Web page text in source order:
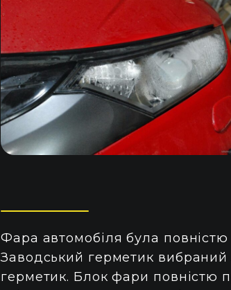
Фара автомобіля була
Заводський герметик
герметик. Блок фари повністю